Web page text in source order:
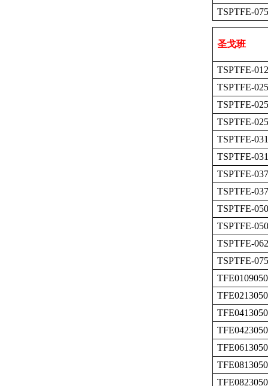
TSPTFE-
圣戈班
TSPTFE-
TSPTFE-
TSPTFE-
TSPTFE-
TSPTFE-
TSPTFE-
TSPTFE-
TSPTFE-
TSPTFE-
TSPTFE-
TSPTFE-
TSPTFE-
TFE0109050
TFE0213050
TFE0413050
TFE0423050
TFE0613050
TFE0813050
TFE0823050